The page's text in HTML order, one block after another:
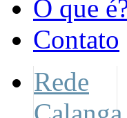
O que
Contato
Rede